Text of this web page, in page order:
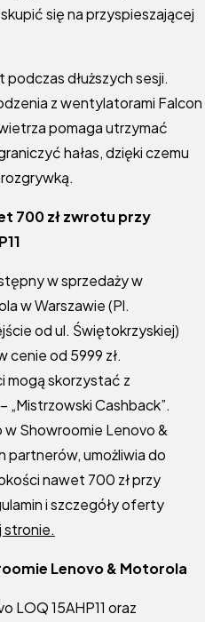
się na przyspieszającej
dłuższych sesji.
z wentylatorami Falcon
pomaga utrzymać
hałas, dzięki czemu
700 zł zwrotu przy
w sprzedaży w
w Warszawie (Pl.
od ul. Świętokrzyskiej)
cenie od 5999 zł.
mogą skorzystać z
Cashback”.
Showroomie Lenovo &
partnerów, umożliwia do
nawet 700 zł przy
i szczegóły oferty
Lenovo & Motorola
LOQ 15AHP11 oraz